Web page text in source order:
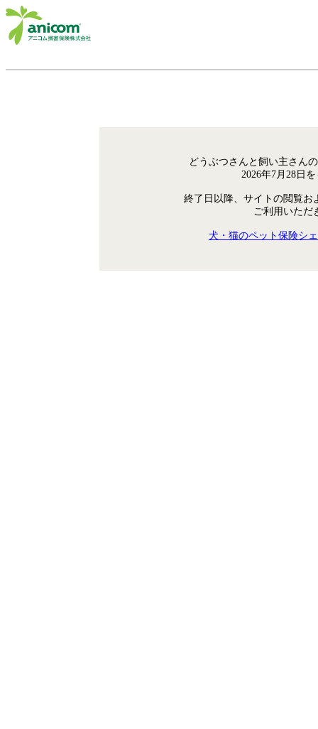
どうぶつさんと飼い主さん
2026年7月28日
終了日以降、サイトの閲覧お
ご利用いただ
犬・猫のペット保険シ